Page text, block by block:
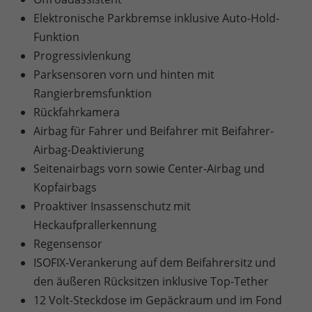
Elektronische Parkbremse inklusive Auto-Hold-
Funktion
Progressivlenkung
Parksensoren vorn und hinten mit
Rangierbremsfunktion
Rückfahrkamera
Airbag für Fahrer und Beifahrer mit Beifahrer-
Airbag-Deaktivierung
Seitenairbags vorn sowie Center-Airbag und
Kopfairbags
Proaktiver Insassenschutz mit
Heckaufprallerkennung
Regensensor
ISOFIX-Verankerung auf dem Beifahrersitz und
den äußeren Rücksitzen inklusive Top-Tether
12 Volt-Steckdose im Gepäckraum und im Fond